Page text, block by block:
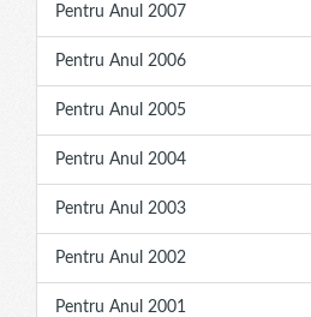
Pentru Anul 2007
Pentru Anul 2006
Pentru Anul 2005
Pentru Anul 2004
Pentru Anul 2003
Pentru Anul 2002
Pentru Anul 2001